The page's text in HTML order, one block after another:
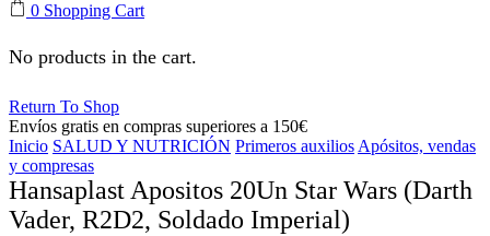
0 Shopping Cart
No products in the cart.
Return To Shop
Envíos gratis en compras superiores a 150€
Inicio SALUD Y NUTRICIÓN Primeros auxiliosApósitos, vendas
y compresas
Hansaplast Apositos 20Un Star Wars (Darth
Vader, R2D2, Soldado Imperial)